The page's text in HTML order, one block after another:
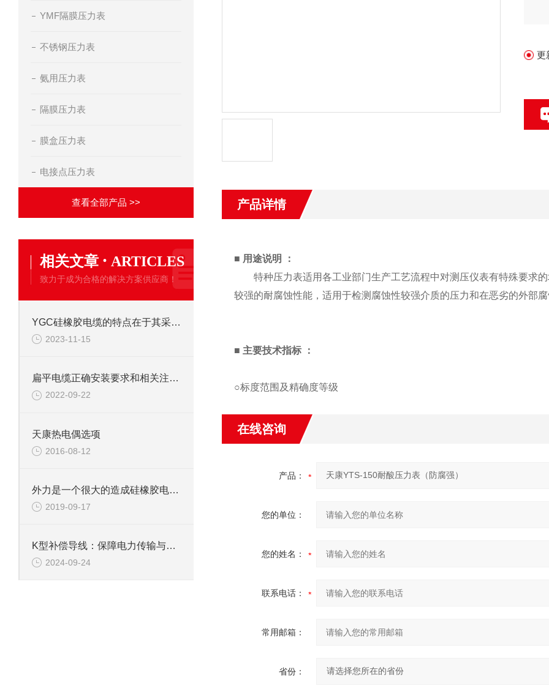
YMF隔膜压力表
不锈钢压力表
氨用压力表
隔膜压力表
膜盒压力表
电接点压力表
查看全部产品 >>
相关文章 · ARTICLES
致力于成为合格的解决方案供应商！
YGC硅橡胶电缆的特点在于其采用硅橡胶作为绝缘材料
2023-11-15
扁平电缆正确安装要求和相关注意事项有那些?
2022-09-22
天康热电偶选项
2016-08-12
外力是一个很大的造成硅橡胶电缆破损的因素
2019-09-17
K型补偿导线：保障电力传输与温度测量的关键技术
2024-09-24
更
产品详情
■ 用途说明 ：
特种压力表适用各工业部门生产工艺流程中对测压仪表有特殊要求的
较强的耐腐蚀性能，适用于检测腐蚀性较强介质的压力和在恶劣的外部
■ 主要技术指标 ：
○标度范围及精确度等级
型号 标度范围
0～0.1;0～0.16;0-0.25;
O～16;0～25;
-0.1～O;-0.1～0.06;-0.1～O.15;-0.1～0.3;-0.1～0.5;
相对湿度不大于85%
在线咨询
产品：
您的单位：
您的姓名：
联系电话：
常用邮箱：
省份：